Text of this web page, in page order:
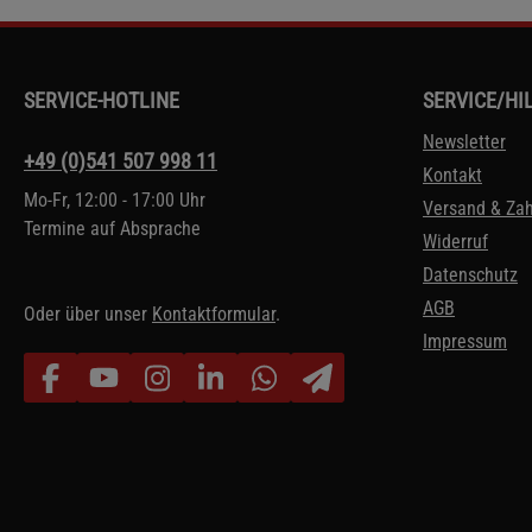
SERVICE-HOTLINE
+49 (0)541 507 998 11
Mo-Fr, 12:00 - 17:00 Uhr
Termine auf Absprache
Oder über unser Kontaktformular.
SERVICE/
Newsletter
Kontakt
Versand &
Widerruf
Datenschutz
AGB
Impressum